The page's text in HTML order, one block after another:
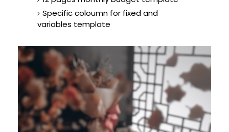
Specific coloumn for fixed and
variables template